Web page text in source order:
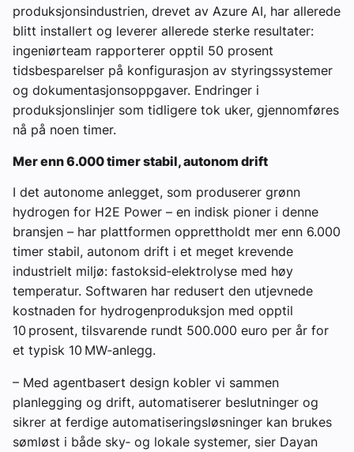
produksjonsindustrien, drevet av Azure AI, har allerede
blitt installert og leverer allerede sterke resultater:
ingeniørteam rapporterer opptil 50 prosent
tidsbesparelser på konfigurasjon av styringssystemer
og dokumentasjonsoppgaver. Endringer i
produksjonslinjer som tidligere tok uker, gjennomføres
nå på noen timer.
Mer enn 6.000 timer stabil, autonom drift
I det autonome anlegget, som produserer grønn
hydrogen for H2E Power – en indisk pioner i denne
bransjen – har plattformen opprettholdt mer enn 6.000
timer stabil, autonom drift i et meget krevende
industrielt miljø: fastoksid‑elektrolyse med høy
temperatur. Softwaren har redusert den utjevnede
kostnaden for hydrogenproduksjon med opptil
10 prosent, tilsvarende rundt 500.000 euro per år for
et typisk 10 MW‑anlegg.
– Med agentbasert design kobler vi sammen
planlegging og drift, automatiserer beslutninger og
sikrer at ferdige automatiseringsløsninger kan brukes
sømløst i både sky‑ og lokale systemer, sier Dayan